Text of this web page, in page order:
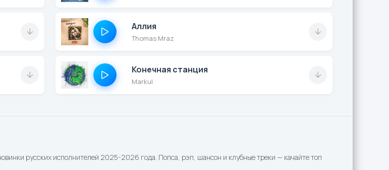
русских исполнителей 2025-2026 года. Попса, рэп, шансон и клубные треки — качайте топ
Аллия
Thomas Mraz
Конечная станция
Markul